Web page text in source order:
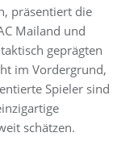
präsentiert die
Mailand und
geprägten
im Vordergrund,
Spieler sind
schätzen.